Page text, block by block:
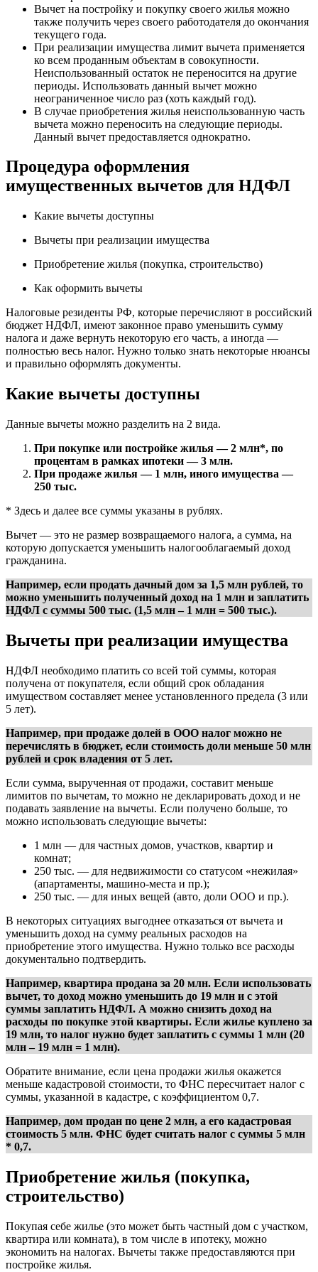
Вычет на постройку и покупку своего жилья можно
также получить через своего работодателя до окончания
текущего года.
При реализации имущества лимит вычета применяется
ко всем проданным объектам в совокупности.
Неиспользованный остаток не переносится на другие
периоды. Использовать данный вычет можно
неограниченное число раз (хоть каждый год).
В случае приобретения жилья неиспользованную часть
вычета можно переносить на следующие периоды.
Данный вычет предоставляется однократно.
Процедура оформления
имущественных вычетов для НДФЛ
Какие вычеты доступны
Вычеты при реализации имущества
Приобретение жилья (покупка, строительство)
Как оформить вычеты
Налоговые резиденты РФ, которые перечисляют в российский
бюджет НДФЛ, имеют законное право уменьшить сумму
налога и даже вернуть некоторую его часть, а иногда —
полностью весь налог. Нужно только знать некоторые нюансы
и правильно оформлять документы.
Какие вычеты доступны
Данные вычеты можно разделить на 2 вида.
При покупке или постройке жилья — 2 млн*, по
процентам в рамках ипотеки — 3 млн.
При продаже жилья — 1 млн, иного имущества —
250 тыс.
* Здесь и далее все суммы указаны в рублях.
Вычет — это не размер возвращаемого налога, а сумма, на
которую допускается уменьшить налогооблагаемый доход
гражданина.
Например, если продать дачный дом за 1,5 млн рублей, то
можно уменьшить полученный доход на 1 млн и заплатить
НДФЛ с суммы 500 тыс. (1,5 млн – 1 млн = 500 тыс.).
Вычеты при реализации имущества
НДФЛ необходимо платить со всей той суммы, которая
получена от покупателя, если общий срок обладания
имуществом составляет менее установленного предела (3 или
5 лет).
Например, при продаже долей в ООО налог можно не
перечислять в бюджет, если стоимость доли меньше 50 млн
рублей и срок владения от 5 лет.
Если сумма, вырученная от продажи, составит меньше
лимитов по вычетам, то можно не декларировать доход и не
подавать заявление на вычеты. Если получено больше, то
можно использовать следующие вычеты:
1 млн — для частных домов, участков, квартир и
комнат;
250 тыс. — для недвижимости со статусом «нежилая»
(апартаменты, машино-места и пр.);
250 тыс. — для иных вещей (авто, доли ООО и пр.).
В некоторых ситуациях выгоднее отказаться от вычета и
уменьшить доход на сумму реальных расходов на
приобретение этого имущества. Нужно только все расходы
документально подтвердить.
Например, квартира продана за 20 млн. Если использовать
вычет, то доход можно уменьшить до 19 млн и с этой
суммы заплатить НДФЛ. А можно снизить доход на
расходы по покупке этой квартиры. Если жилье куплено за
19 млн, то налог нужно будет заплатить с суммы 1 млн (20
млн – 19 млн = 1 млн).
Обратите внимание, если цена продажи жилья окажется
меньше кадастровой стоимости, то ФНС пересчитает налог с
суммы, указанной в кадастре, с коэффициентом 0,7.
Например, дом продан по цене 2 млн, а его кадастровая
стоимость 5 млн. ФНС будет считать налог с суммы 5 млн
* 0,7.
Приобретение жилья (покупка,
строительство)
Покупая себе жилье (это может быть частный дом с участком,
квартира или комната), в том числе в ипотеку, можно
экономить на налогах. Вычеты также предоставляются при
постройке жилья.